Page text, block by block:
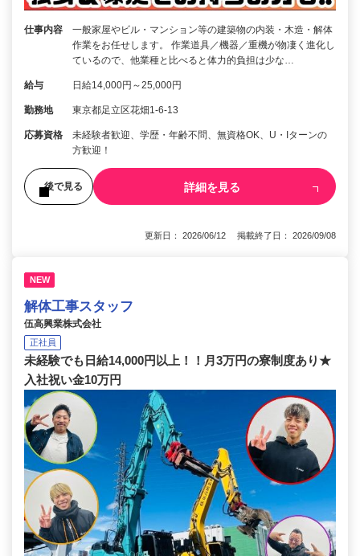
仕事内容
一般家屋やビル・マンション等の建築物の内装・木造・解体
作業をお任せします。 作業道具／機器／重機が物凄く進化し
ているので、他業種と比べると体力的負担は少な…
給与 日給14,000円～25,000円
勤務地 東京都足立区花畑1-6-13
応募資格
未経験者歓迎、学歴・年齢不問、無資格OK、U・Iターンの
方歓迎！
後で見る 詳細を見る
更新日： 2026/06/12 掲載終了日： 2026/09/08
NEW
解体工事スタッフ
伍高興業株式会社
正社員
未経験でも日給14,000円以上！！月3万円の寮制度あり★
入社祝い金10万円